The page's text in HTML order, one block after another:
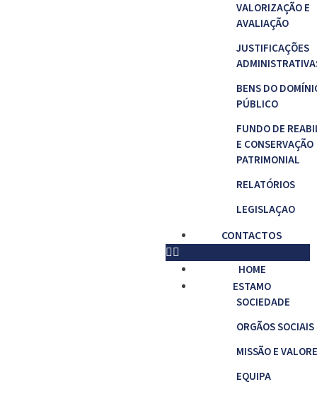
VALORIZAÇÃO E
AVALIAÇÃO
JUSTIFICAÇÕES
BENS DO
PÚBLICO
FUNDO DE
E CONSERVAÇÃO
PATRIMONIAL
RELATÓRIOS
LEGISLAÇAO
CONTACTOS
HOME
ESTAMO
SOCIEDADE
ORGÃOS SOCIAIS
MISSÃO E
EQUIPA